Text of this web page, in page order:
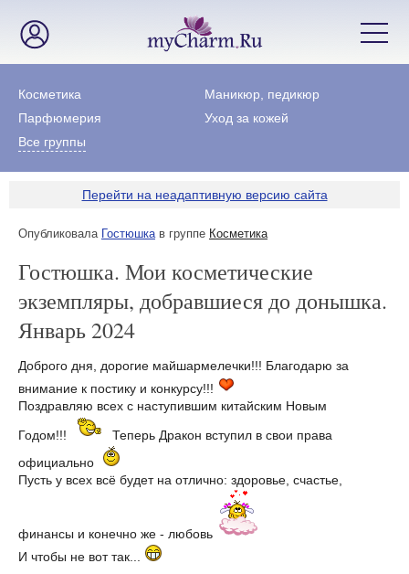
Косметика
Маникюр, педикюр
Парфюмерия
Уход за кожей
Все группы
Перейти на неадаптивную версию сайта
Опубликовала Гостюшкав группе Косметика
Гостюшка. Мои косметические
экземпляры, добравшиеся до донышка.
Январь 2024
Доброго дня, дорогие майшармелечки!!! Благодарю за
внимание к постику и конкурсу!!!
Поздравляю всех с наступившим китайским Новым
Годом!!!
Теперь Дракон вступил в свои права
официально
Пусть у всех всё будет на отлично: здоровье, счастье,
финансы и конечно же - любовь
И чтобы не вот так...